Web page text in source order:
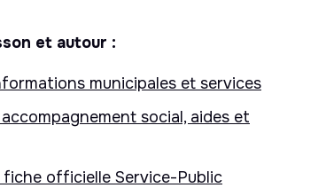
et autour :
municipales et services
social, aides et
fiche officielle Service-Public